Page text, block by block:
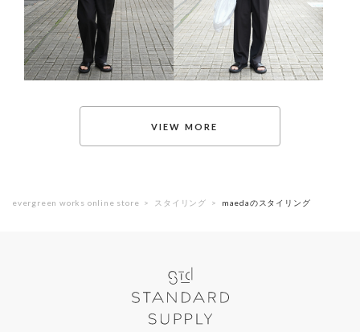
evergreen works online store スタイリング maedaのスタイリング